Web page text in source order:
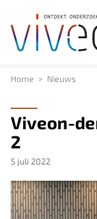
Home Nieuws
Viveon-
2
5 juli 2022